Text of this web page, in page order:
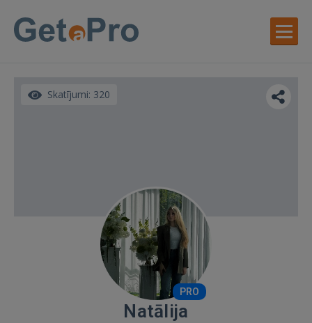
Skatījumi: 320
PRO
Natālija